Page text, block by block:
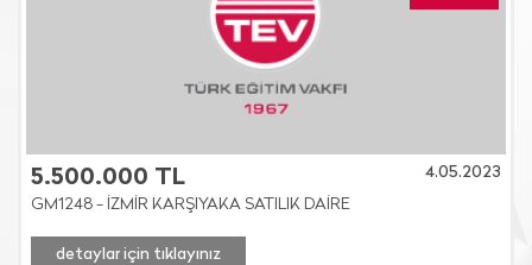
5.500.000 TL
4.05.2023
GM1248 - İZMİR KARŞIYAKA SATILIK DAİRE
detaylar için tıklayınız